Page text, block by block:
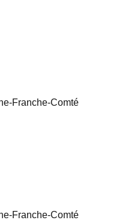
Franche-Comté
Franche-Comté